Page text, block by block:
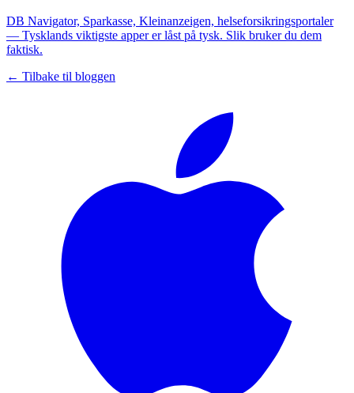
DB Navigator, Sparkasse, Kleinanzeigen, helseforsikringsportaler
— Tysklands viktigste apper er låst på tysk. Slik bruker du dem
faktisk.
← Tilbake til bloggen